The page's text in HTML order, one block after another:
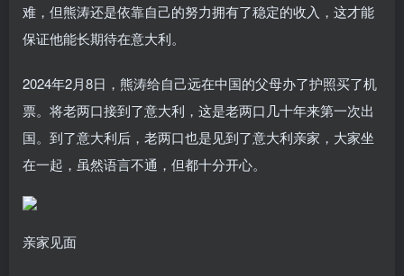
难，但熊涛还是依靠自己的努力拥有了稳定的收入，这才能
保证他能长期待在意大利。
2024年2月8日，熊涛给自己远在中国的父母办了护照买了机
票。将老两口接到了意大利，这是老两口几十年来第一次出
国。到了意大利后，老两口也是见到了意大利亲家，大家坐
在一起，虽然语言不通，但都十分开心。
亲家见面